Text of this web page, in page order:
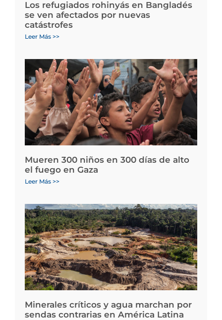
Los refugiados rohinyás en Bangladés
se ven afectados por nuevas
catástrofes
Leer Más >>
Mueren 300 niños en 300 días de alto
el fuego en Gaza
Leer Más >>
Minerales críticos y agua marchan por
sendas contrarias en América Latina